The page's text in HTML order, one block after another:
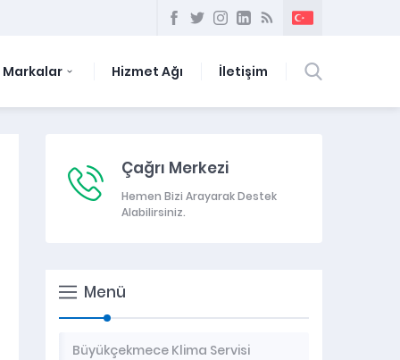
Markalar Hizmet Ağı İletişim
Çağrı Merkezi
Hemen Bizi Arayarak Destek
Alabilirsiniz.
Menü
Büyükçekmece Klima Servisi